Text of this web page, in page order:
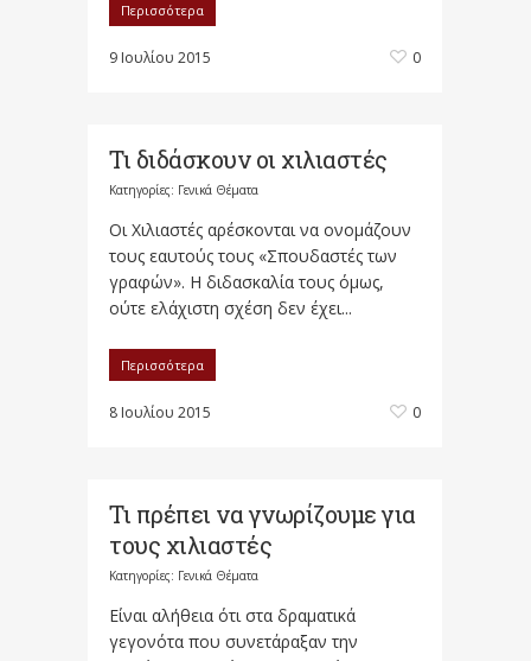
Περισσότερα
9 Ιουλίου 2015 0
Τι διδάσκουν οι χιλιαστές
Κατηγορίες: Γενικά Θέματα
Οι Χιλιαστές αρέσκονται να ονομάζουν
τους εαυτούς τους «Σπουδαστές των
γραφών». Η διδασκαλία τους όμως,
ούτε ελάχιστη σχέση δεν έχει...
Περισσότερα
8 Ιουλίου 2015 0
Τι πρέπει να γνωρίζουμε για
τους χιλιαστές
Κατηγορίες: Γενικά Θέματα
Είναι αλήθεια ότι στα δραματικά
γεγονότα που συνετάραξαν την